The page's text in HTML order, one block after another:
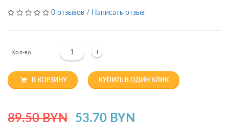
0 отзывов / Написать отзыв
Кол-во +
В КОРЗИНУ КУПИТЬ В ОДИН КЛИК
89.50 BYN 53.70 BYN